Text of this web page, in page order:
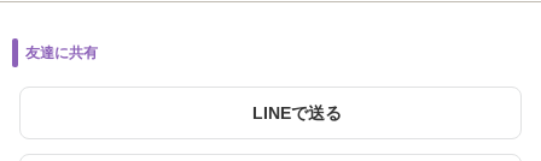
友達に共有
LINEで送る